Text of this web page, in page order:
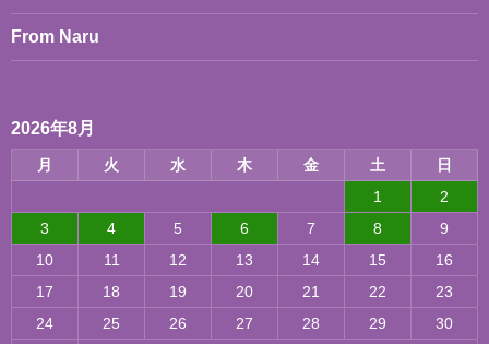
From Naru
2026年8月
月 火 水 木 金 土
日
1
2
3
4 5 6 7 8
9
10
11 12 13 14 15
16
17
18 19 20 21 22
23
24
25 26 27 28 29
30